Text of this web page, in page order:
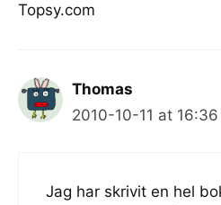
Topsy.com
Thomas
2010-10-11 at 16:36
Jag har skrivit en hel